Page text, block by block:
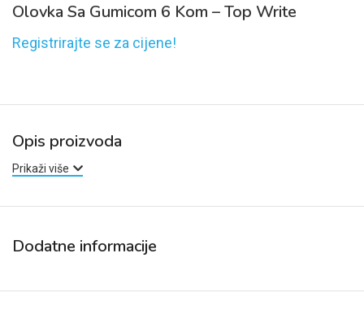
Olovka Sa Gumicom 6 Kom – Top Write
Registrirajte se za cijene!
Opis proizvoda
Prikaži više
Dodatne informacije